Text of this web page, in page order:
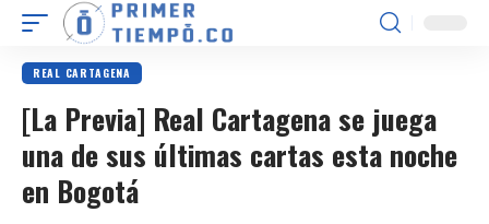
REAL CARTAGENA
[La Previa] Real Cartagena se juega
una de sus últimas cartas esta noche
en Bogotá